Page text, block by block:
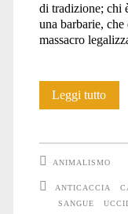
di tradizione; chi
una barbarie,
massacro
Leggi tutto
ANIMALISMO
ANTICACCIA
SANGUE